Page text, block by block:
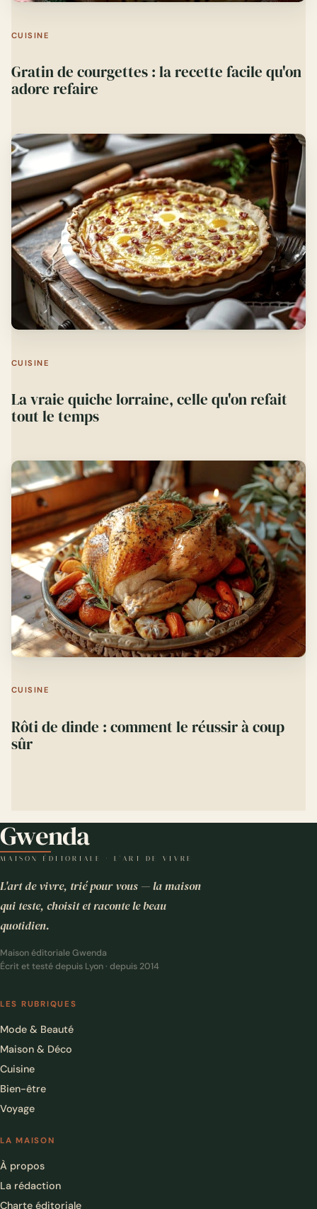
CUISINE
Gratin de courgettes : la recette facile qu'on
adore refaire
CUISINE
La vraie quiche lorraine, celle qu'on refait
tout le temps
CUISINE
Rôti de dinde : comment le réussir à coup
sûr
Gwenda
MAISON ÉDITORIALE · L'ART DE VIVRE
L'art de vivre, trié pour vous — la maison
qui teste, choisit et raconte le beau
quotidien.
Maison éditoriale Gwenda
Écrit et testé depuis Lyon · depuis 2014
LES RUBRIQUES
Mode & Beauté
Maison & Déco
Cuisine
Bien-être
Voyage
LA MAISON
À propos
La rédaction
Charte éditoriale